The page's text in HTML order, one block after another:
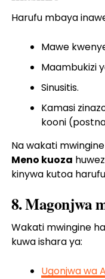
Harufu mbaya
Mawe
Maambukizi
Sinusitis.
Kamasi
kooni
Na wakati
Meno kuoza
kinywa kutoa
8. Magonjwa
Wakati mwingine
kuwa ishara ya:
Ugonjwa wa